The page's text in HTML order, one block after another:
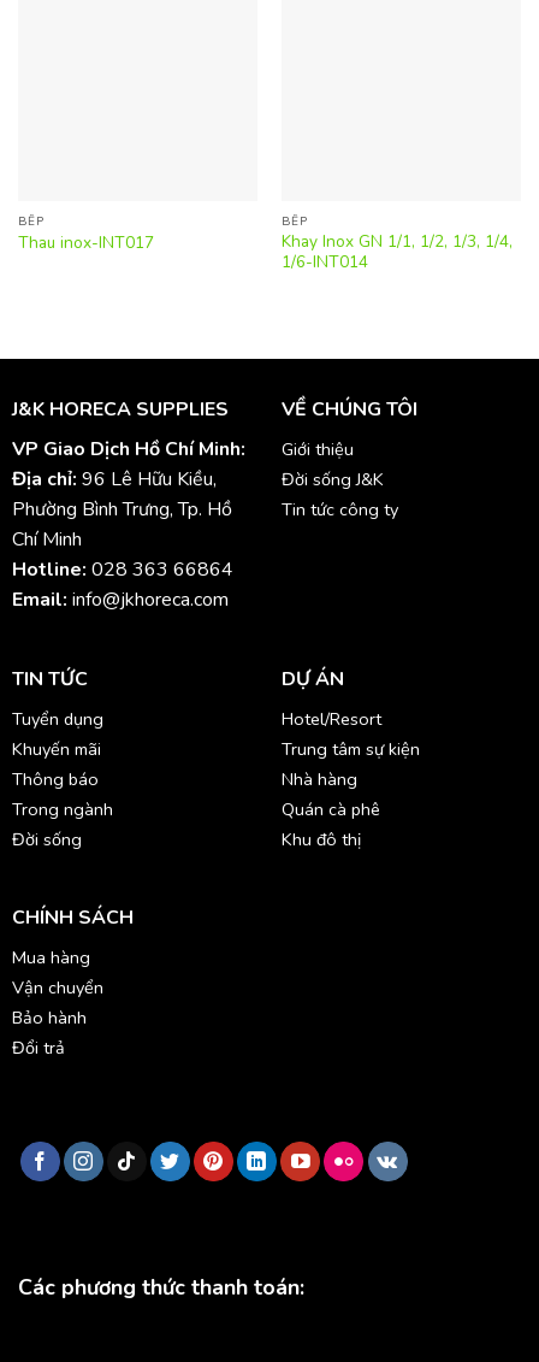
BẾP
Thau inox-INT017
BẾP
Khay Inox GN 1/1, 1/2, 1/3, 1/4,
1/6-INT014
J&K HORECA SUPPLIES
VP Giao Dịch Hồ Chí Minh:
Địa chỉ: 96 Lê Hữu Kiều,
Phường Bình Trưng, Tp. Hồ
Chí Minh
Hotline: 028 363 66864
Email: info@jkhoreca.com
VỀ CHÚNG TÔI
Giới thiệu
Đời sống J&K
Tin tức công ty
TIN TỨC
Tuyển dụng
Khuyến mãi
Thông báo
Trong ngành
Đời sống
DỰ ÁN
Hotel/Resort
Trung tâm sự kiện
Nhà hàng
Quán cà phê
Khu đô thị
CHÍNH SÁCH
Mua hàng
Vận chuyển
Bảo hành
Đổi trả
Các phương thức thanh toán: